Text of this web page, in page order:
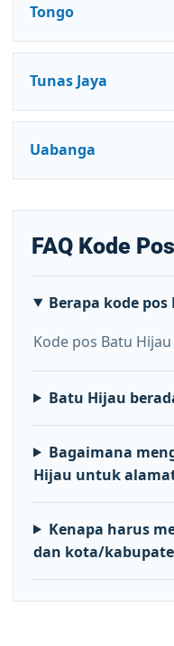
Tongo
Tunas Jaya
Uabanga
FAQ Kode
Berapa kode
Kode pos Batu
Batu Hijau
Bagaimana
Hijau untuk
Kenapa harus
dan kota/